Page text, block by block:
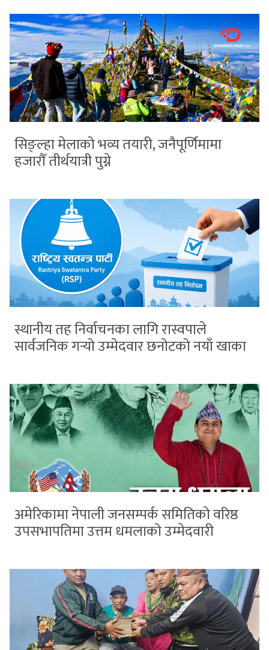
सिङ्ल्हा मेलाको भव्य तयारी, जनैपूर्णिमामा
हजारौँ तीर्थयात्री पुग्ने
स्थानीय तह निर्वाचनका लागि रास्वपाले
सार्वजनिक गर्‍यो उम्मेदवार छनोटको नयाँ खाका
अमेरिकामा नेपाली जनसम्पर्क समितिको वरिष्ठ
उपसभापतिमा उत्तम धमलाको उम्मेदवारी